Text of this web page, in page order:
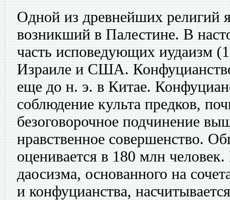
Одной из древнейших религий
возникший в Палестине. В
часть исповедующих иудаизм
Израиле и США.
еще до н. э. в Китае.
соблюдение культа предков,
безоговорочное подчинение
нравственное совершенство.
оценивается в 180 млн человек.
даосизма, основанного на
и конфуцианства,